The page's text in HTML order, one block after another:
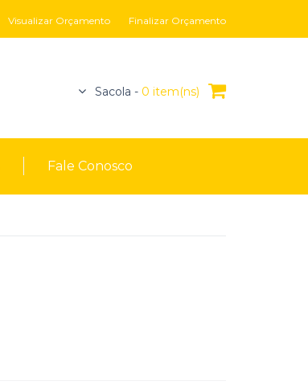
Visualizar Orçamento Finalizar Orçamento
Sacola - 0 item(ns)
Fale Conosco